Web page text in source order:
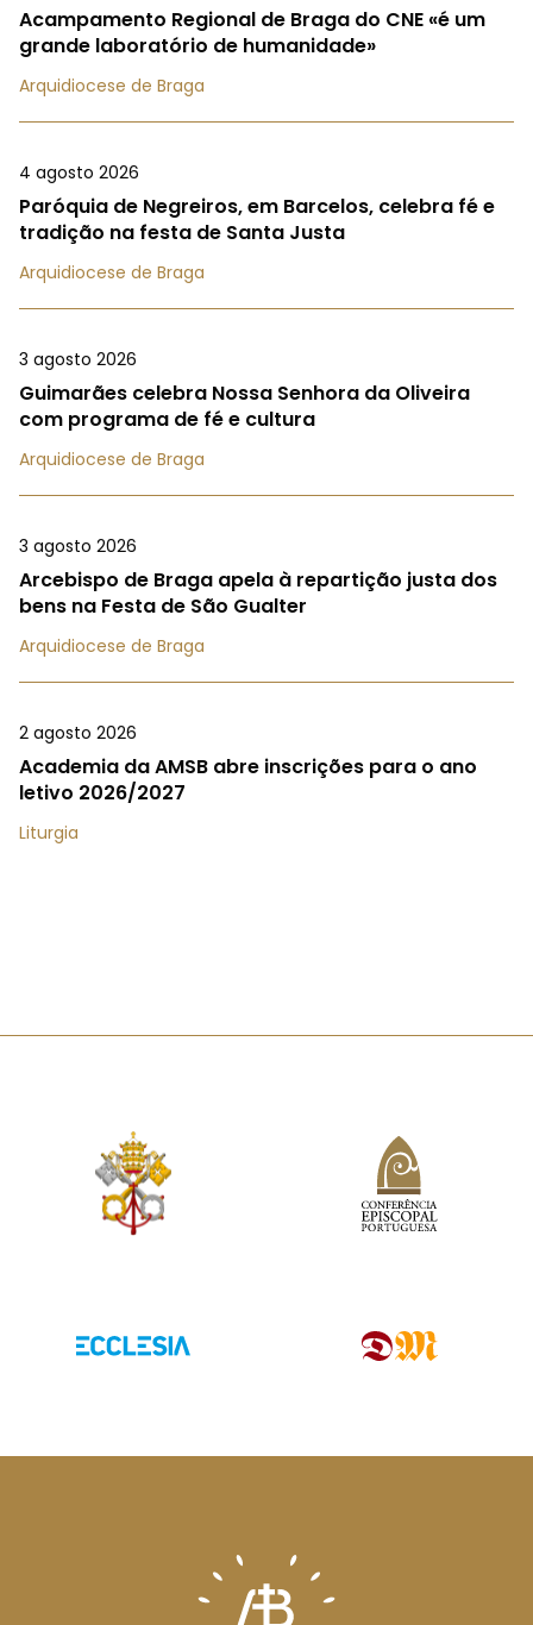
Acampamento Regional de Braga do CNE «é um
grande laboratório de humanidade»
Arquidiocese de Braga
4 agosto 2026
Paróquia de Negreiros, em Barcelos, celebra fé e
tradição na festa de Santa Justa
Arquidiocese de Braga
3 agosto 2026
Guimarães celebra Nossa Senhora da Oliveira
com programa de fé e cultura
Arquidiocese de Braga
3 agosto 2026
Arcebispo de Braga apela à repartição justa dos
bens na Festa de São Gualter
Arquidiocese de Braga
2 agosto 2026
Academia da AMSB abre inscrições para o ano
letivo 2026/2027
Liturgia